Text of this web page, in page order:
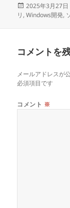
投
稿
2025年3月27日
リ ,Windows開発,
コメントを
メールアドレスが
必須項目です
コメント ※